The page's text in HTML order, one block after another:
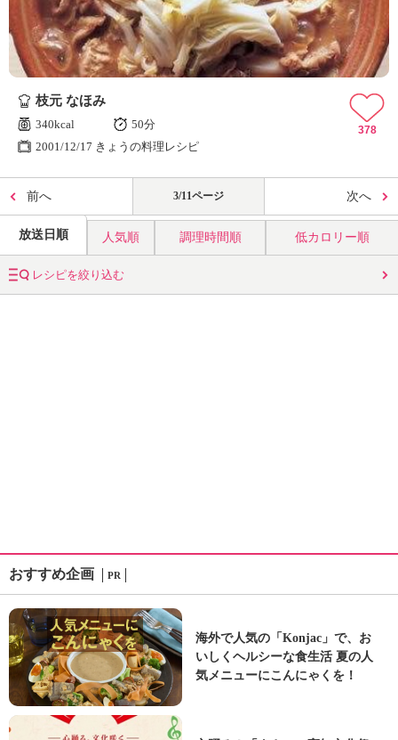
枝元 なほみ
340kcal
50分
2001/12/17 きょうの料理レシピ
378
前へ 3/11ページ 次へ
放送日順 人気順 調理時間順 低カロリー順
レシピを絞り込む
おすすめ企画 PR
海外で人気の「Konjac」で、お
いしくヘルシーな食生活 夏の人
気メニューにこんにゃくを！